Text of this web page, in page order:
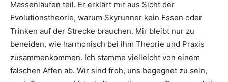
Massenläufen teil. Er erklärt mir aus Sicht der
Evolutionstheorie, warum Skyrunner kein Essen oder
Trinken auf der Strecke brauchen. Mir bleibt nur zu
beneiden, wie harmonisch bei ihm Theorie und Praxis
zusammenkommen. Ich stamme vielleicht von einem
falschen Affen ab. Wir sind froh, uns begegnet zu sein,